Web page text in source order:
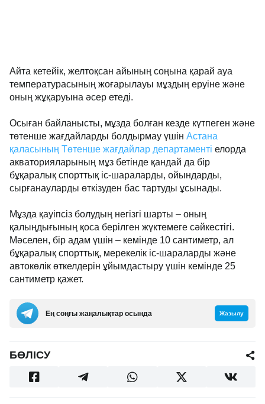
Айта кетейік, желтоқсан айының соңына қарай ауа
температурасының жоғарылауы мұздың еруіне және
оның жұқаруына әсер етеді.
Осыған байланысты, мұзда болған кезде күтпеген және
төтенше жағдайларды болдырмау үшін Астана
қаласының Төтенше жағдайлар департаменті елорда
акваторияларының мұз бетінде қандай да бір
бұқаралық спорттық іс-шараларды, ойындарды,
сырғанауларды өткізуден бас тартуды ұсынады.
Мұзда қауіпсіз болудың негізгі шарты – оның
қалыңдығының қоса берілген жүктемеге сәйкестігі.
Мәселен, бір адам үшін – кемінде 10 сантиметр, ал
бұқаралық спорттық, мерекелік іс-шараларды және
автокөлік өткелдерін ұйымдастыру үшін кемінде 25
сантиметр қажет.
Ең соңғы жаңалықтар осында Жазылу
БӨЛІСУ